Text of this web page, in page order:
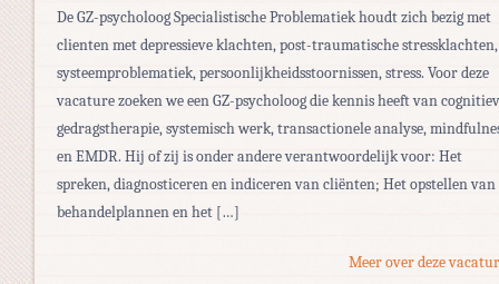
De GZ-psycholoog Specialistische Problematiek houdt zich bezig met
clienten met depressieve klachten, post-traumatische stressklachten,
systeemproblematiek, persoonlijkheidsstoornissen, stress. Voor deze
vacature zoeken we een GZ-psycholoog die kennis heeft van
gedragstherapie, systemisch werk, transactionele analyse,
en EMDR. Hij of zij is onder andere verantwoordelijk voor: Het
spreken, diagnosticeren en indiceren van cliënten; Het opstellen van
behandelplannen en het […]
Meer over deze